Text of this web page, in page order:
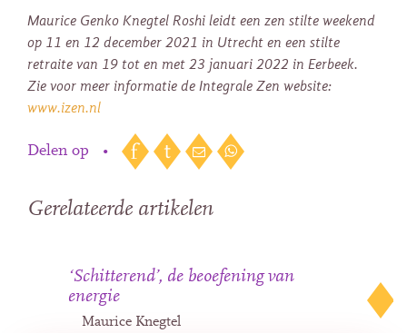
Maurice Genko Knegtel Roshi leidt een zen stilte weekend
op 11 en 12 december 2021 in Utrecht en een stilte
retraite van 19 tot en met 23 januari 2022 in Eerbeek.
Zie voor meer informatie de Integrale Zen website:
www.izen.nl
Delen op •
Gerelateerde artikelen
‘Schitterend’, de beoefening van
energie
Maurice Knegtel